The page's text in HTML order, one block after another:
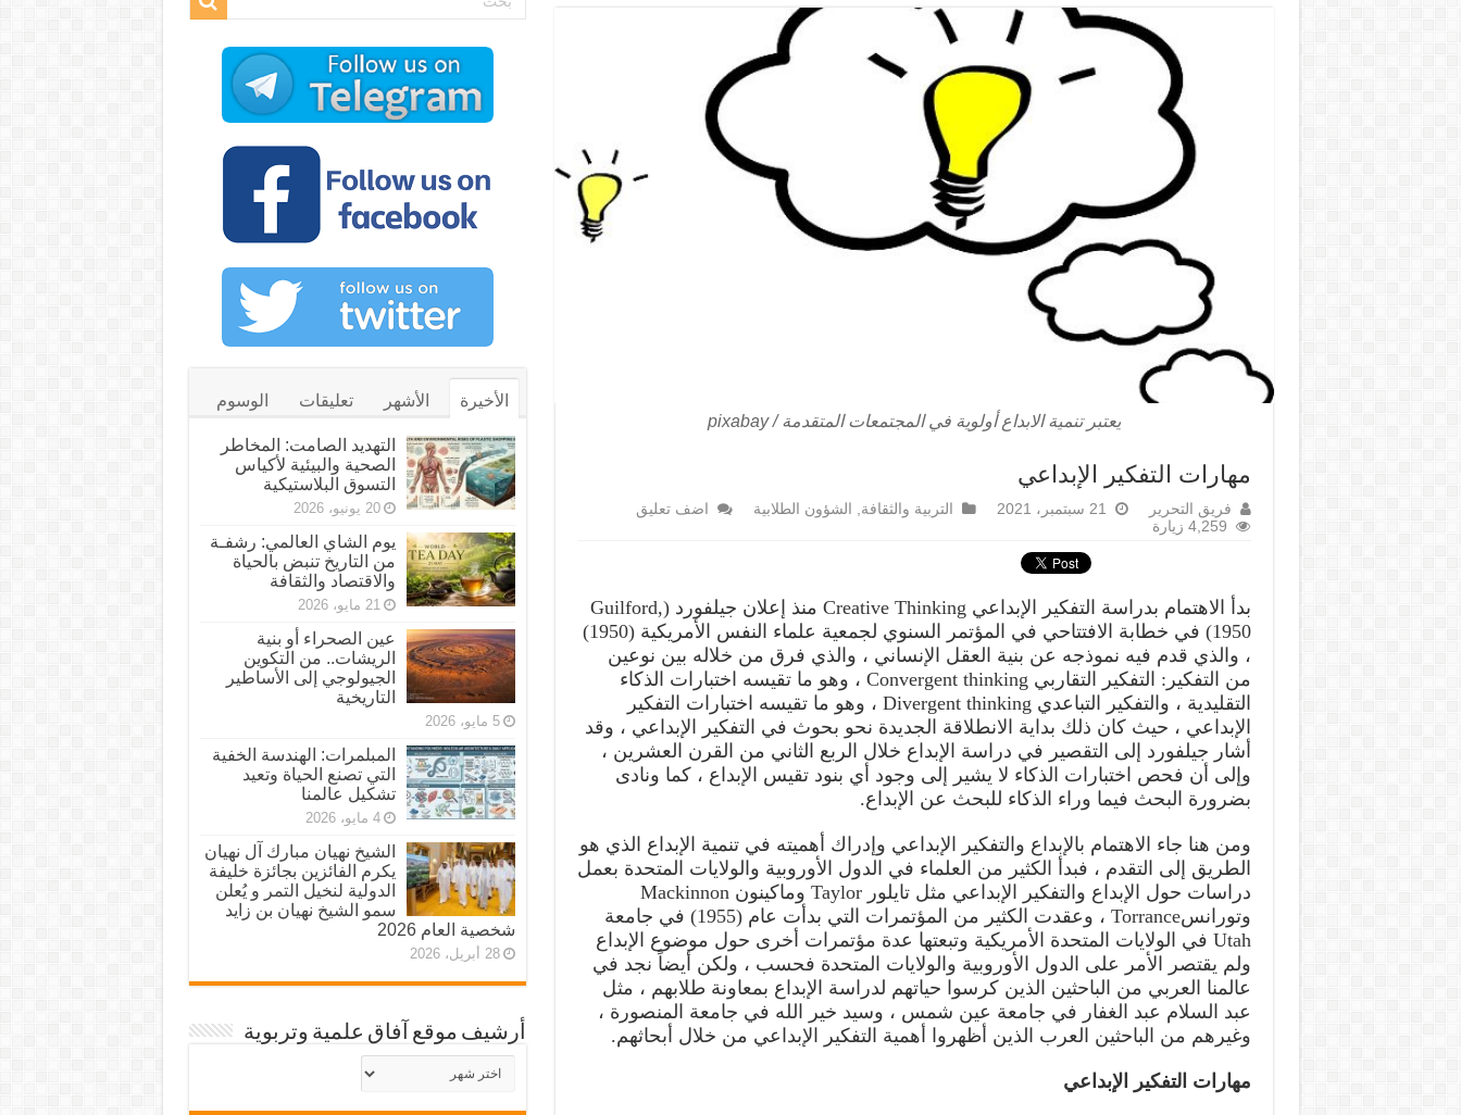
يعتبر تنمية الابداع أولوية في المجتمعات المتقدمة / pixabay
مهارات التفكير الإبداعي
فريق التحرير 21 سبتمبر، 2021 التربية والثقافة, الشؤون الطلابية
اضف تعليق
4,259 زيارة
بدأ الاهتمام بدراسة التفكير الإبداعي Creative Thinking منذ إعلان جيلفورد (Guilford,
1950) في خطابة الافتتاحي في المؤتمر السنوي لجمعية علماء النفس الأمريكية (1950)
، والذي قدم فيه نموذجه عن بنية العقل الإنساني ، والذي فرق من خلاله بين نوعين
من التفكير: التفكير التقاربي Convergent thinking ، وهو ما تقيسه اختبارات الذكاء
التقليدية ، والتفكير التباعدي Divergent thinking ، وهو ما تقيسه اختبارات التفكير
الإبداعي ، حيث كان ذلك بداية الانطلاقة الجديدة نحو بحوث في التفكير الإبداعي ، وقد
أشار جيلفورد إلى التقصير في دراسة الإبداع خلال الربع الثاني من القرن العشرين ،
وإلى أن فحص اختبارات الذكاء لا يشير إلى وجود أي بنود تقيس الإبداع ، كما ونادى
بضرورة البحث فيما وراء الذكاء للبحث عن الإبداع.
ومن هنا جاء الاهتمام بالإبداع والتفكير الإبداعي وإدراك أهميته في تنمية الإبداع الذي هو
الطريق إلى التقدم ، فبدأ الكثير من العلماء في الدول الأوروبية والولايات المتحدة بعمل
دراسات حول الإبداع والتفكير الإبداعي مثل تايلور Taylor وماكينون Mackinnon
وتورانسTorrance ، وعقدت الكثير من المؤتمرات التي بدأت عام (1955) في جامعة
Utah في الولايات المتحدة الأمريكية وتبعتها عدة مؤتمرات أخرى حول موضوع الإبداع
ولم يقتصر الأمر على الدول الأوروبية والولايات المتحدة فحسب ، ولكن أيضاً نجد في
عالمنا العربي من الباحثين الذين كرسوا حياتهم لدراسة الإبداع بمعاونة طلابهم ، مثل
عبد السلام عبد الغفار في جامعة عين شمس ، وسيد خير الله في جامعة المنصورة ،
وغيرهم من الباحثين العرب الذين أظهروا أهمية التفكير الإبداعي من خلال أبحاثهم.
مهارات التفكير الإبداعي
الأخيرة الأشهر تعليقات الوسوم
التهديد الصامت: المخاطر
الصحية والبيئية لأكياس
التسوق البلاستيكية
20 يونيو، 2026
يوم الشاي العالمي: رشفـة
من التاريخ تنبض بالحياة
والاقتصاد والثقافة
21 مايو، 2026
عين الصحراء أو بنية
الريشات.. من التكوين
الجيولوجي إلى الأساطير
التاريخية
5 مايو، 2026
المبلمرات: الهندسة الخفية
التي تصنع الحياة وتعيد
تشكيل عالمنا
4 مايو، 2026
الشيخ نهيان مبارك آل نهيان
يكرم الفائزين بجائزة خليفة
الدولية لنخيل التمر و يُعلن
سمو الشيخ نهيان بن زايد
شخصية العام 2026
28 أبريل، 2026
أرشيف موقع آفاق علمية وتربوية
أرشيف
موقع